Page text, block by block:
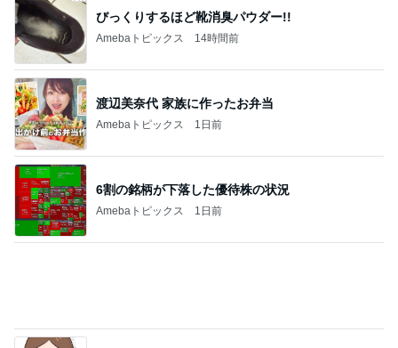
びっくりするほど靴消臭パウダー!!
Amebaトピックス 14時間前
渡辺美奈代 家族に作ったお弁当
Amebaトピックス 1日前
6割の銘柄が下落した優待株の状況
Amebaトピックス 1日前